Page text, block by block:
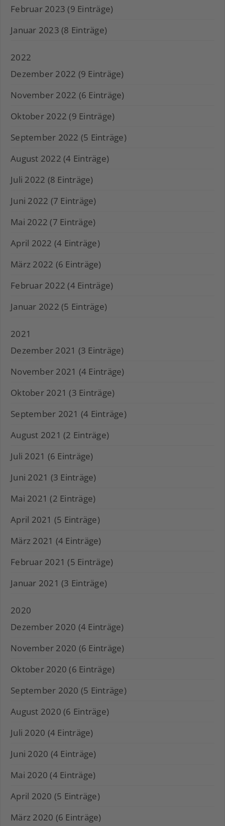
Februar 2023 (9 Einträge)
Januar 2023 (8 Einträge)
2022
Dezember 2022 (9 Einträge)
November 2022 (6 Einträge)
Oktober 2022 (9 Einträge)
September 2022 (5 Einträge)
August 2022 (4 Einträge)
Juli 2022 (8 Einträge)
Juni 2022 (7 Einträge)
Mai 2022 (7 Einträge)
April 2022 (4 Einträge)
März 2022 (6 Einträge)
Februar 2022 (4 Einträge)
Januar 2022 (5 Einträge)
2021
Dezember 2021 (3 Einträge)
November 2021 (4 Einträge)
Oktober 2021 (3 Einträge)
September 2021 (4 Einträge)
August 2021 (2 Einträge)
Juli 2021 (6 Einträge)
Juni 2021 (3 Einträge)
Mai 2021 (2 Einträge)
April 2021 (5 Einträge)
März 2021 (4 Einträge)
Februar 2021 (5 Einträge)
Januar 2021 (3 Einträge)
2020
Dezember 2020 (4 Einträge)
November 2020 (6 Einträge)
Oktober 2020 (6 Einträge)
September 2020 (5 Einträge)
August 2020 (6 Einträge)
Juli 2020 (4 Einträge)
Juni 2020 (4 Einträge)
Mai 2020 (4 Einträge)
April 2020 (5 Einträge)
März 2020 (6 Einträge)